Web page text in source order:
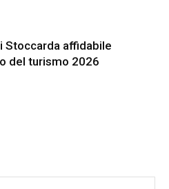
Stoccarda affidabile
del turismo 2026